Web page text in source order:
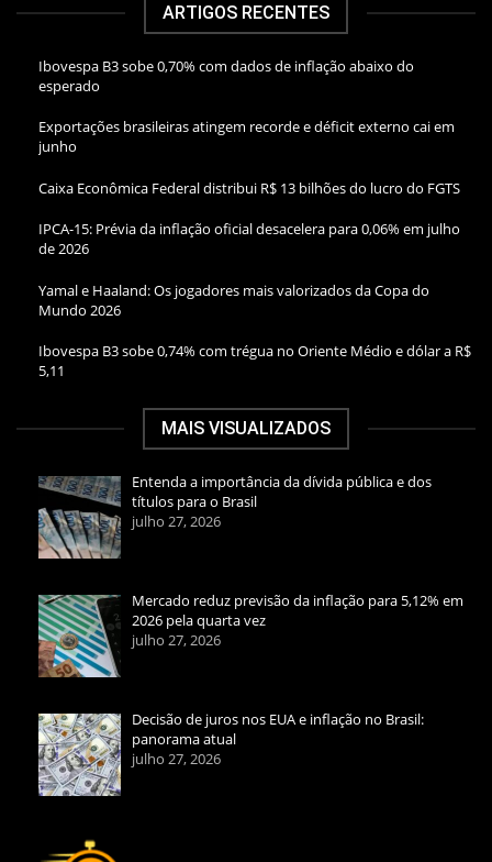
ARTIGOS RECENTES
Ibovespa B3 sobe 0,70% com dados de inflação abaixo do
esperado
Exportações brasileiras atingem recorde e déficit externo cai em
junho
Caixa Econômica Federal distribui R$ 13 bilhões do lucro do FGTS
IPCA-15: Prévia da inflação oficial desacelera para 0,06% em julho
de 2026
Yamal e Haaland: Os jogadores mais valorizados da Copa do
Mundo 2026
Ibovespa B3 sobe 0,74% com trégua no Oriente Médio e dólar a R$
5,11
MAIS VISUALIZADOS
Entenda a importância da dívida pública e dos
títulos para o Brasil
julho 27, 2026
Mercado reduz previsão da inflação para 5,12% em
2026 pela quarta vez
julho 27, 2026
Decisão de juros nos EUA e inflação no Brasil:
panorama atual
julho 27, 2026